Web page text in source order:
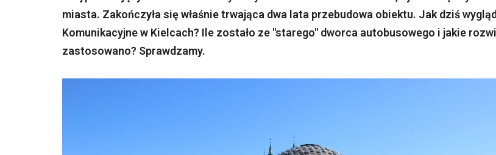
miasta. Zakończyła się właśnie trwająca dwa lata przebudowa obiektu. Jak dziś
Komunikacyjne w Kielcach? Ile zostało ze "starego" dworca autobusowego i jakie
zastosowano? Sprawdzamy.